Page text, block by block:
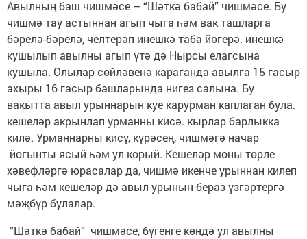
Авылның баш чишмәсе – “Шәткә бабай” чишмәсе. Бу
чишмә тау астыннан агып чыга һәм вак ташларга
бәрелә-бәрелә, челтерәп инешкә таба йөгерә. инешкә
кушылып авылны агып үтә дә Нырсы елагсына
кушыла. Олылар сөйләвенә караганда авылга 15 гасыр
ахыры 16 гасыр башларында нигез салына. Бу
вакытта авыл урыннарын куе карурман каплаган була.
кешеләр акрынлап урманны кисә. кырлар барлыкка
килә. Урманнарны кисү, күрәсең, чишмәгә начар
йогынты ясый һәм ул корый. Кешеләр моны төрле
хәвефләргә юрасалар да, чишмә икенче урыннан килеп
чыга һәм кешеләр дә авыл урынын бераз үзгәртергә
мәҗбүр булалар.
“Шәткә бабай” чишмәсе, бүгенге көндә ул авылны